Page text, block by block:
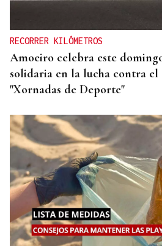
RECORRER KILÓMETROS
Amoeiro celebra este
solidaria en la lucha contra el
"Xornadas de Deporte"